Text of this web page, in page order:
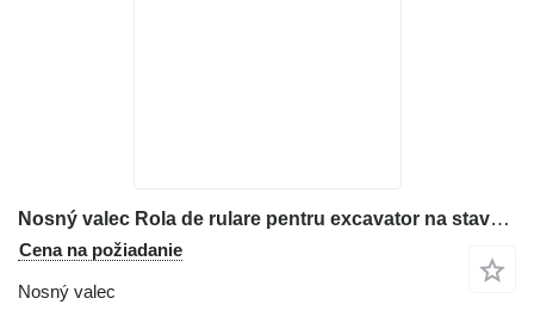
Nosný valec Rola de rulare pentru excavator na stavebného stroja Case CX50B
Cena na požiadanie
Nosný valec